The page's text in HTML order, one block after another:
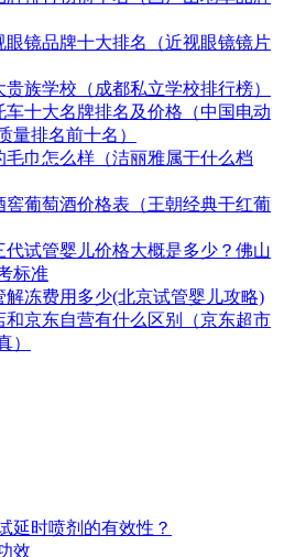
眼镜品牌十大排名（近视眼镜镜片
贵族学校（成都私立学校排行榜）
车十大名牌排名及价格（中国电动
量排名前十名）
毛巾怎么样（洁丽雅属于什么档
窖葡萄酒价格表（王朝经典干红葡
代试管婴儿价格大概是多少？佛山
标准
解冻费用多少(北京试管婴儿攻略)
和京东自营有什么区别（京东超市
）
延时喷剂的有效性？
效